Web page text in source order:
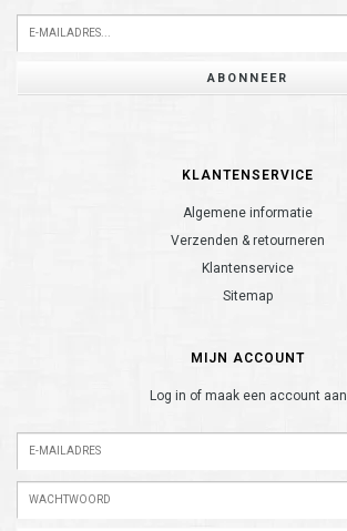
ABONNEER
KLANTENSERVICE
Algemene informatie
Verzenden & retourneren
Klantenservice
Sitemap
MIJN ACCOUNT
Log in of maak een account aan